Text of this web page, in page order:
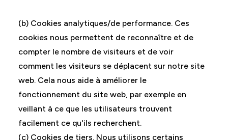
(b) Cookies analytiques/de performance. Ces
cookies nous permettent de reconnaître et de
compter le nombre de visiteurs et de voir
comment les visiteurs se déplacent sur notre site
web. Cela nous aide à améliorer le
fonctionnement du site web, par exemple en
veillant à ce que les utilisateurs trouvent
facilement ce qu'ils recherchent.
(c) Cookies de tiers. Nous utilisons certains